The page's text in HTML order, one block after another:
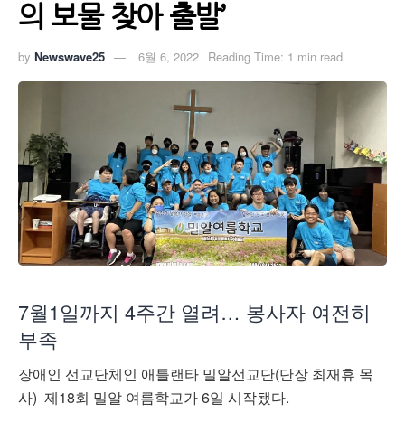
의 보물 찾아 출발’
by Newswave25 6월 6, 2022 Reading Time: 1 min read
7월1일까지 4주간 열려… 봉사자 여전히
부족
장애인 선교단체인 애틀랜타 밀알선교단(단장 최재휴 목
사) 제18회 밀알 여름학교가 6일 시작됐다.